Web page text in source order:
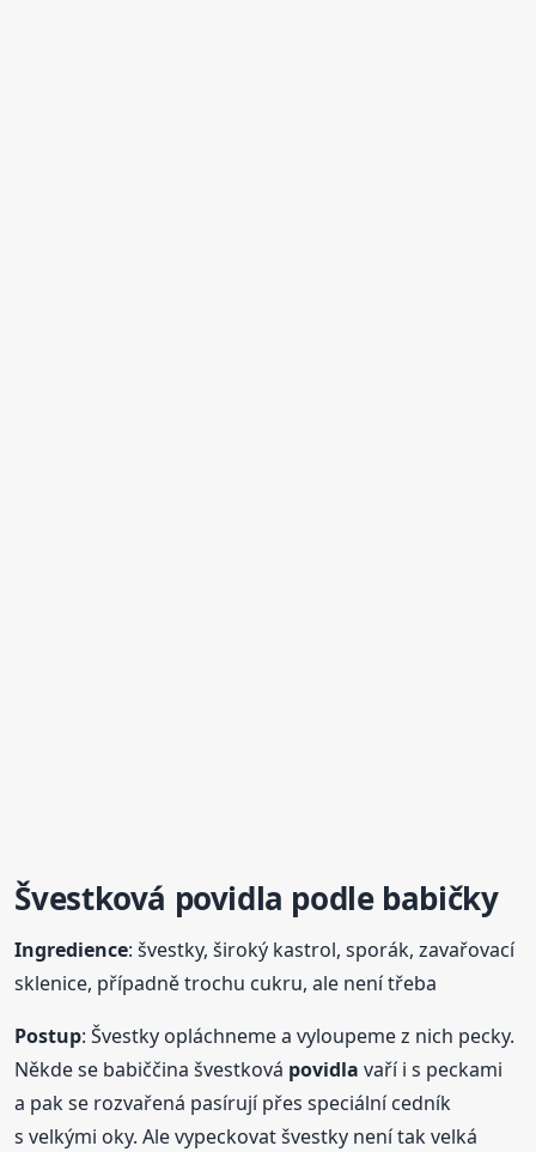
Švestková povidla podle babičky
Ingredience: švestky, široký kastrol, sporák, zavařovací
sklenice, případně trochu cukru, ale není třeba
Postup: Švestky opláchneme a vyloupeme z nich pecky.
Někde se babiččina švestková povidla vaří i s peckami
a pak se rozvařená pasírují přes speciální cedník
s velkými oky. Ale vypeckovat švestky není tak velká